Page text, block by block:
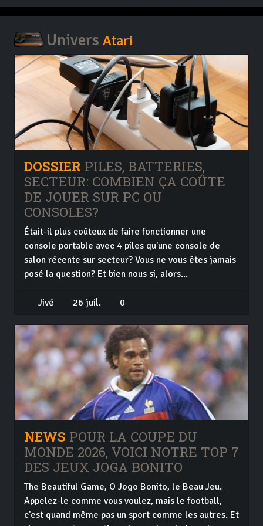
Univers Atari
DOSSIER PILES, BATTERIES,
SECTEUR: COMBIEN ÇA COÛTE
DE JOUER SUR PC OU
CONSOLES?
Était-il plus coûteux de faire fonctionner une
console portable avec 4 piles qu'une console de
salon récente sur secteur? Vous ne vous êtes jamais
posé la question? Et bien nous si, alors...
Jivé 26 juil. 0
NEWS POUR LA COUPE DU
MONDE 2026, VOICI NOTRE TOP 7
DES JEUX JOGA BONITO
The Beautiful Game, O Jogo Bonito, le Beau Jeu.
Appelez-le comme vous voulez, mais le football,
c'est quand même pas un sport comme les autres. Et